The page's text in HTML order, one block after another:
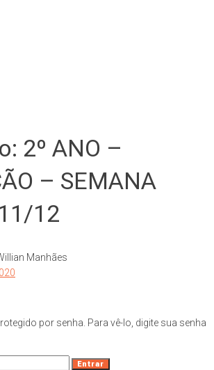
2º ANO –
– SEMANA
12
Manhães
por senha. Para vê-lo, digite sua senha